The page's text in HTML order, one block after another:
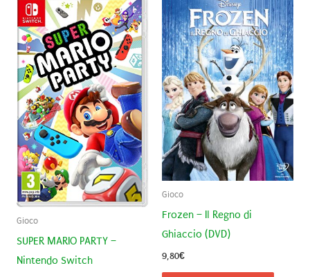
Gioco
SUPER MARIO PARTY –
Nintendo Switch
Gioco
Frozen – Il Regno di
Ghiaccio (DVD)
9,80€